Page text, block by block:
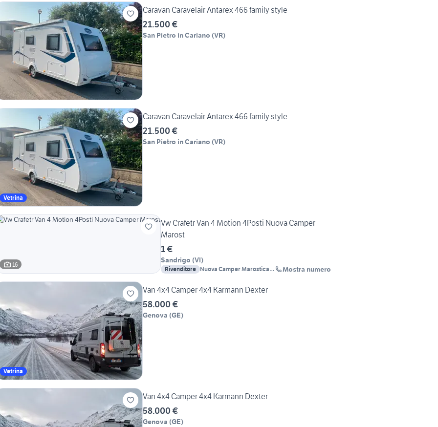
Caravan Caravelair Antarex 466 family style
21.500 €
San Pietro in Cariano (VR)
Vetrina
Caravan Caravelair Antarex 466 family style
21.500 €
San Pietro in Cariano (VR)
16
Vw Crafetr Van 4 Motion 4Posti Nuova Camper
Marost
1 €
Sandrigo (VI)
Rivenditore Nuova Camper Marostica
Mostra numero
Vetrina
Van 4x4 Camper 4x4 Karmann Dexter
58.000 €
Genova (GE)
Van 4x4 Camper 4x4 Karmann Dexter
58.000 €
Genova (GE)